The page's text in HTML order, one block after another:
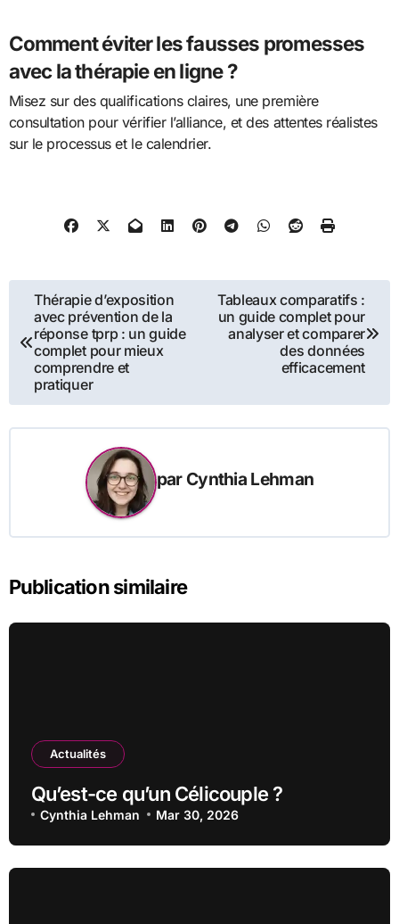
Comment éviter les fausses promesses
avec la thérapie en ligne ?
Misez sur des qualifications claires, une première
consultation pour vérifier l’alliance, et des attentes réalistes
sur le processus et le calendrier.
Navigation
l’article
Thérapie d’exposition
avec prévention de la
réponse tprp : un guide
complet pour mieux
comprendre et
pratiquer
Tableaux comparatifs :
un guide complet pour
analyser et comparer
des données
efficacement
par Cynthia Lehman
Publication similaire
Actualités
Qu’est-ce qu’un Célicouple ?
Cynthia Lehman Mar 30, 2026